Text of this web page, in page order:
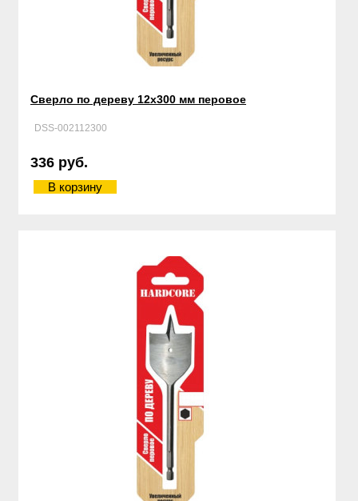
Сверло по дереву 12х300 мм перовое
DSS-002112300
336 руб.
В корзину